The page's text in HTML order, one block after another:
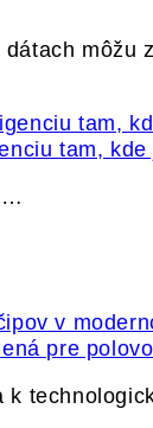
dátach môžu
tam,
pre
k